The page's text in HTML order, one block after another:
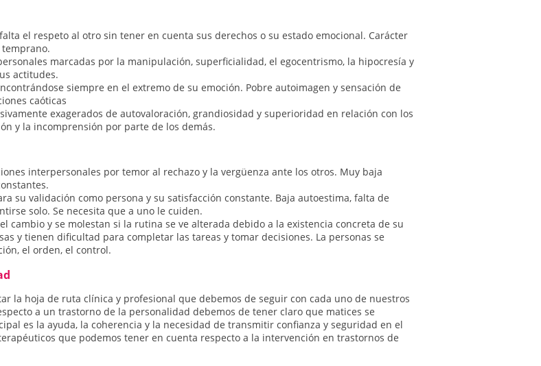
el respeto al otro sin tener en cuenta sus derechos o su estado emocional. Carácter
marcadas por la manipulación, superficialidad, el egocentrismo, la hipocresía y
actitudes.
siempre en el extremo de su emoción. Pobre autoimagen y sensación de
caóticas
exagerados de autovaloración, grandiosidad y superioridad en relación con los
y la incomprensión por parte de los demás.
interpersonales por temor al rechazo y la vergüenza ante los otros. Muy baja
su validación como persona y su satisfacción constante. Baja autoestima, falta de
solo. Se necesita que a uno le cuiden.
cambio y se molestan si la rutina se ve alterada debido a la existencia concreta de su
y tienen dificultad para completar las tareas y tomar decisiones. La personas se
el orden, el control.
la hoja de ruta clínica y profesional que debemos de seguir con cada uno de nuestros
a un trastorno de la personalidad debemos de tener claro que matices se
es la ayuda, la coherencia y la necesidad de transmitir confianza y seguridad en el
que podemos tener en cuenta respecto a la intervención en trastornos de